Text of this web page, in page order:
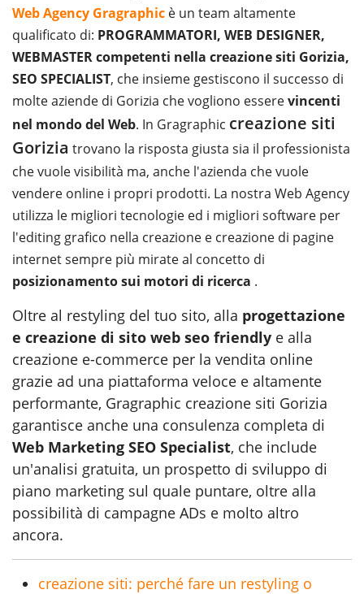
Web Agency Gragraphic è un team altamente
qualificato di: PROGRAMMATORI, WEB DESIGNER,
WEBMASTER competenti nella creazione siti Gorizia,
SEO SPECIALIST, che insieme gestiscono il successo di
molte aziende di Gorizia che vogliono esserevincenti
nel mondo del Web. In Gragraphic creazione siti
Gorizia trovano la risposta giusta sia il professionista
che vuole visibilità ma, anche l'azienda che vuole
vendere online i propri prodotti. La nostra Web Agency
utilizza le migliori tecnologie ed i migliori software per
l'editing grafico nella creazione e creazione di pagine
internet sempre più mirate al concetto di
posizionamento sui motori di ricerca .
Oltre al restyling del tuo sito, alla progettazione
e creazione di sito web seo friendly e alla
creazione e-commerce per la vendita online
grazie ad una piattaforma veloce e altamente
performante, Gragraphic creazione siti Gorizia
garantisce anche una consulenza completa di
Web Marketing SEO Specialist, che include
un'analisi gratuita, un prospetto di sviluppo di
piano marketing sul quale puntare, oltre alla
possibilità di campagne ADs e molto altro
ancora.
creazione siti: perché fare un restyling o